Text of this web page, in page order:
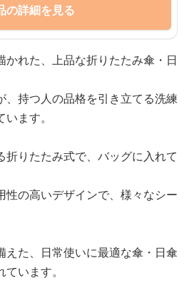
の詳細を見る
かれた、上品な折りたたみ傘・日
、持つ人の品格を引き立てる洗練
ます。
折りたたみ式で、バッグに入れて
性の高いデザインで、様々なシー
えた、日常使いに最適な傘・日傘
います。